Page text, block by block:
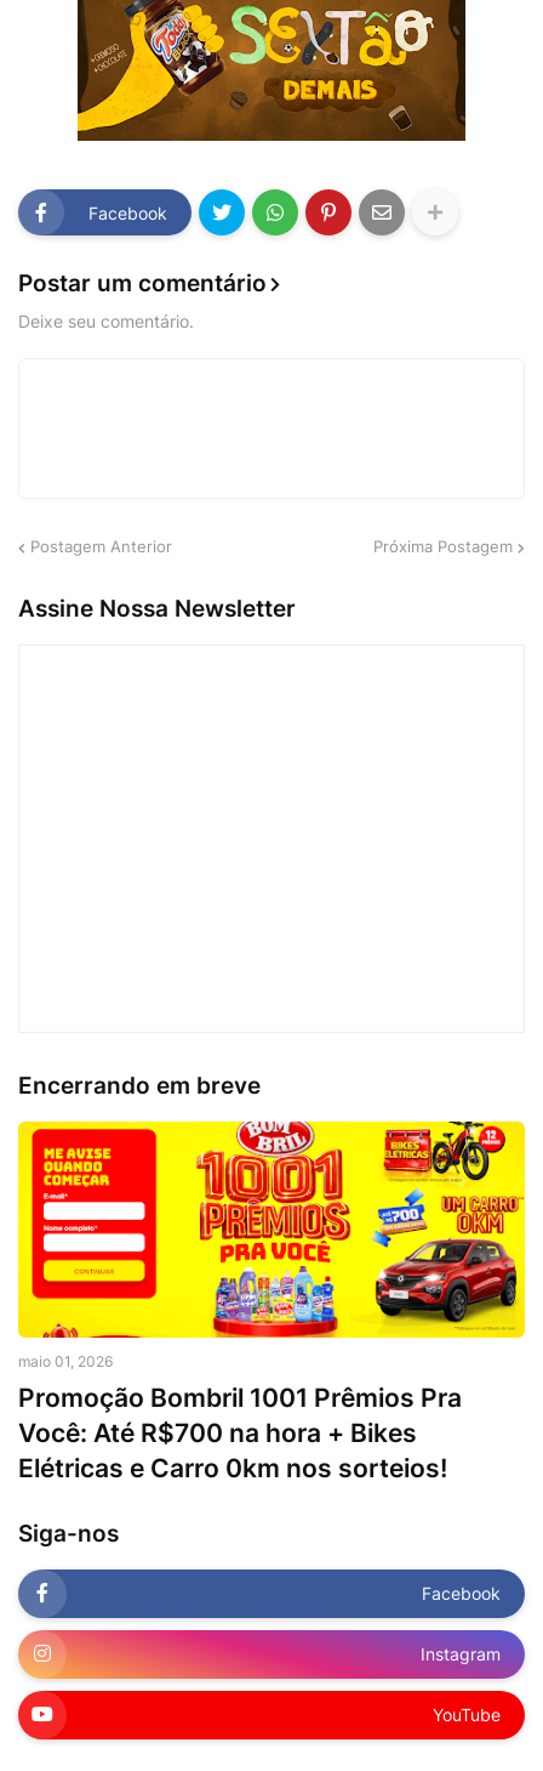
Facebook
Postar um comentário
Deixe seu comentário.
Postagem Anterior Próxima Postagem
Assine Nossa Newsletter
Encerrando em breve
maio 01, 2026
Promoção Bombril 1001 Prêmios Pra
Você: Até R$700 na hora + Bikes
Elétricas e Carro 0km nos sorteios!
Siga-nos
Facebook
Instagram
YouTube